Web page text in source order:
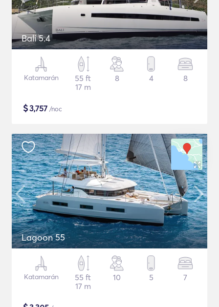
Bali 5.4
Katamarán
55 ft
17 m
8 4 8
$3,757 /noc
Lagoon 55
Katamarán
55 ft
17 m
10 5 7